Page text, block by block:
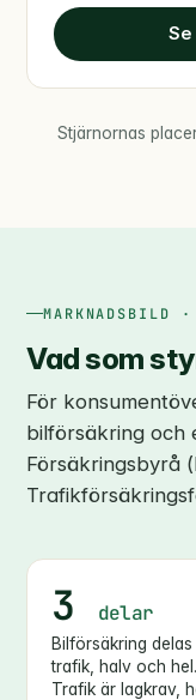
Stjärnornas
MARKNADSBILD
Vad som
För
bilförsäkring och
Försäkringsbyrå
3 delar
Bilförsäkring delas
trafik, halv och hel.
Trafik är lagkrav,